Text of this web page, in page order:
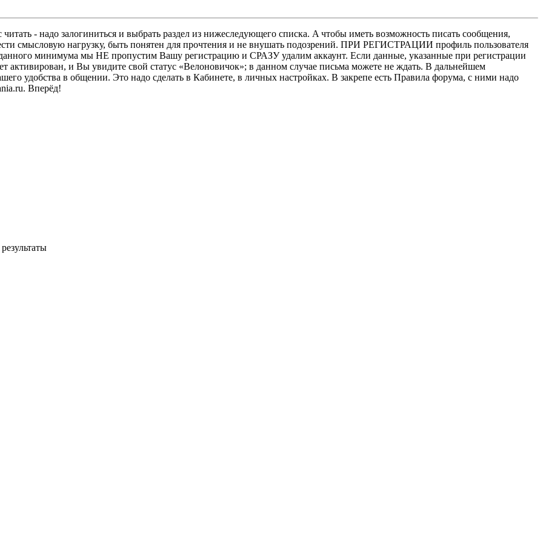
- надо залогиниться и выбрать раздел из нижеследующего списка. A чтобы иметь возможность писать сообщения,
смысловую нагрузку, быть понятен для прочтения и не внушать подозрений. ПРИ РЕГИСТРАЦИИ профиль пользователя
минимума мы НЕ пропустим Вашу регистрацию и СРАЗУ удалим аккаунт. Если данные, указанные при регистрации
активирован, и Вы увидите свой статус «Велоновичок»; в данном случае письма можете не ждать. В дальнейшем
удобства в общении. Это надо сделать в Кабинете, в личных настройках. В закрепе есть Правила форума, с ними надо
Вперёд!